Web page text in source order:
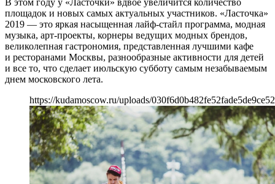
В этом году у «Ласточки» вдвое увеличится количество
площадок и новых самых актуальных участников. «Ласточка»
2019 — это яркая насыщенная лайф-стайл программа, модная
музыка, арт-проекты, корнеры ведущих модных брендов,
великолепная гастрономия, представленная лучшими кафе
и ресторанами Москвы, разнообразные активности для детей
и все то, что сделает июльскую субботу самым незабываемым
днем московского лета.
https://kudamoscow.ru/uploads/